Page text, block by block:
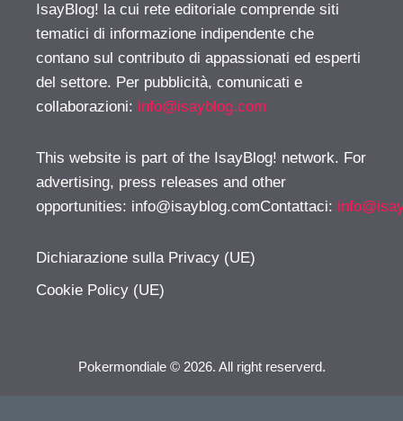
IsayBlog! la cui rete editoriale comprende siti
tematici di informazione indipendente che
contano sul contributo di appassionati ed esperti
del settore. Per pubblicità, comunicati e
collaborazioni: info@isayblog.com
This website is part of the IsayBlog! network. For
advertising, press releases and other
opportunities: info@isayblog.comContattaci:
Dichiarazione sulla Privacy (UE)
Cookie Policy (UE)
Pokermondiale © 2026. All right reserverd.